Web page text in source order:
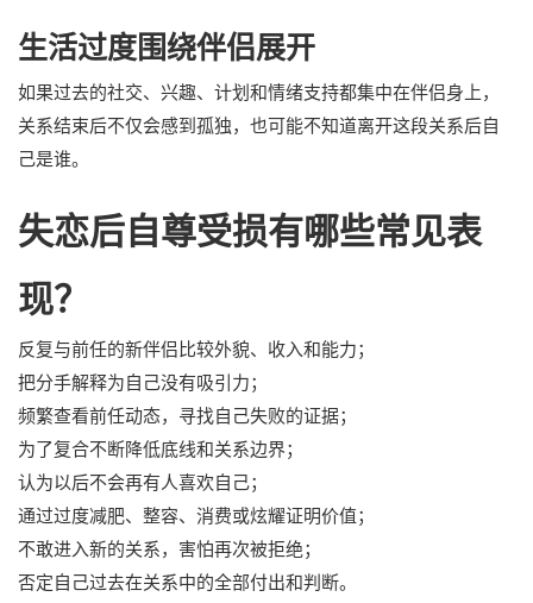
生活过度围绕伴侣展开
如果过去的社交、兴趣、计划和情绪支持都集中在伴侣身上，
关系结束后不仅会感到孤独，也可能不知道离开这段关系后自
己是谁。
失恋后自尊受损有哪些常见表
现？
反复与前任的新伴侣比较外貌、收入和能力；
把分手解释为自己没有吸引力；
频繁查看前任动态，寻找自己失败的证据；
为了复合不断降低底线和关系边界；
认为以后不会再有人喜欢自己；
通过过度减肥、整容、消费或炫耀证明价值；
不敢进入新的关系，害怕再次被拒绝；
否定自己过去在关系中的全部付出和判断。